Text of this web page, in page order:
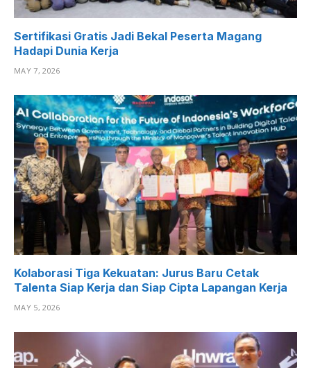
Sertifikasi Gratis Jadi Bekal Peserta Magang
Hadapi Dunia Kerja
MAY 7, 2026
Kolaborasi Tiga Kekuatan: Jurus Baru Cetak
Talenta Siap Kerja dan Siap Cipta Lapangan Kerja
MAY 5, 2026